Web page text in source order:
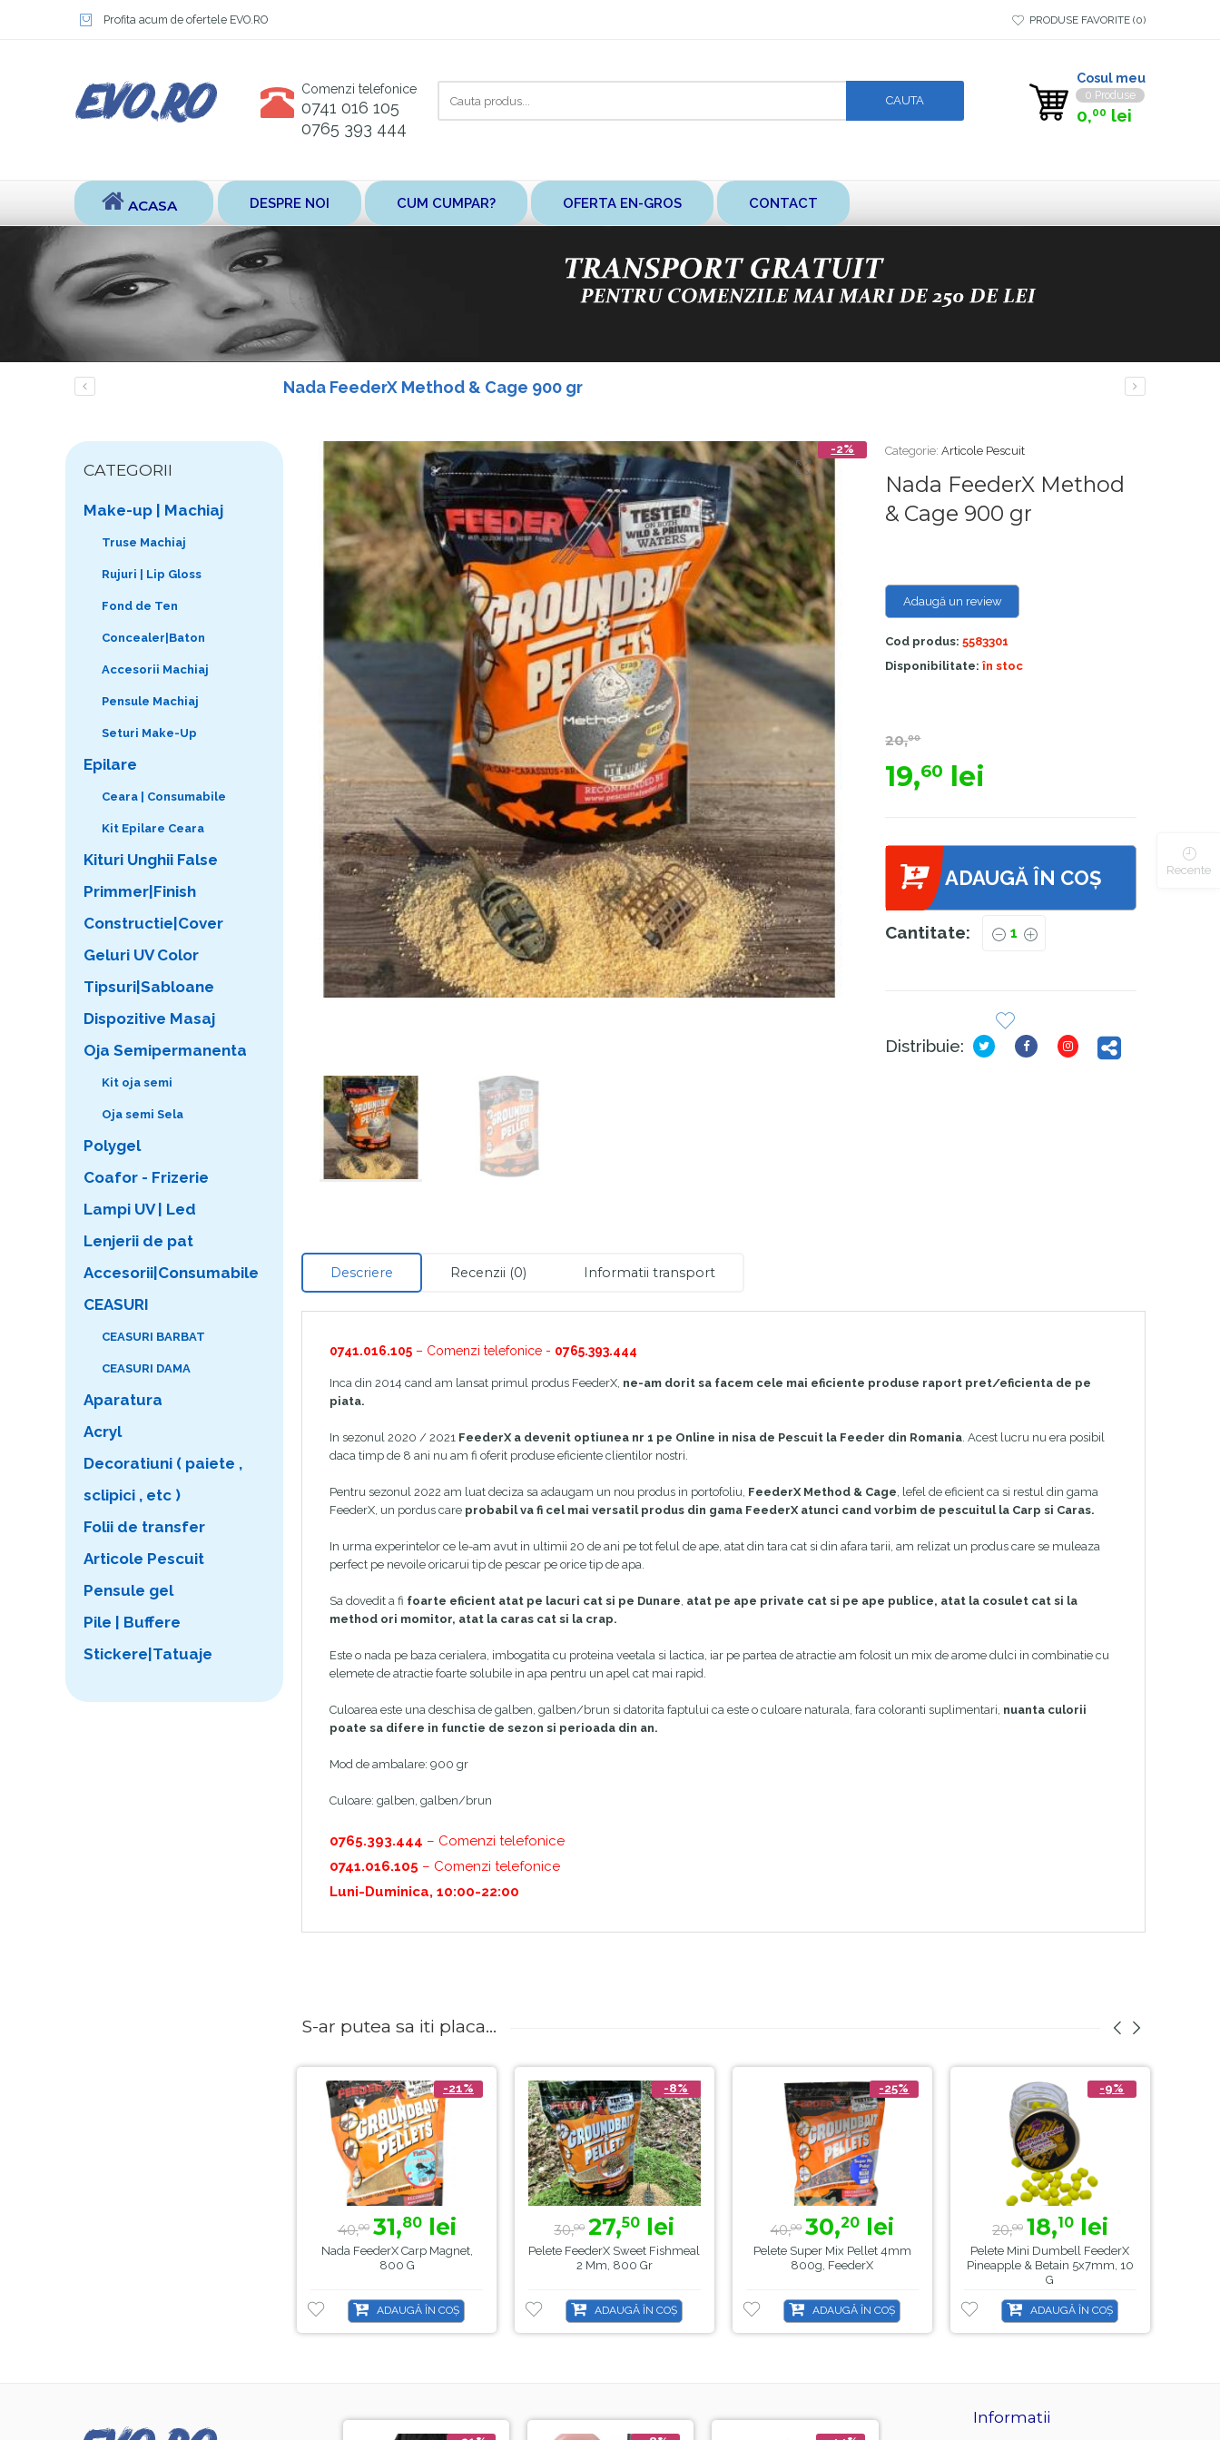
Profita acum de ofertele EVO.RO PRODUSE FAVORITE 0
Comenzi telefonice
0741 016 105
0765 393 444
aici
Cosul meu
0 Produse
0,00 lei
ACASA DESPRE NOI CUM CUMPAR? OFERTA EN-GROS CONTACT
Nada FeederX Method & Cage 900 gr
-2% Categorie:Articole Pescuit
Nada FeederX Method
& Cage 900 gr
Adaugă un review
Cod produs:5583301
Disponibilitate: în stoc
20,00
19,60 lei
ADAUGĂ ÎN COȘ
Cantitate:
Distribuie:
Descriere Recenzii (0) Informatii transport
0741.016.105 – Comenzi telefonice - 0765.393.444
Inca din 2014 cand am lansat primul produs FeederX, ne-am dorit sa facem cele mai eficiente produse raport pret/eficienta de pe
piata.
In sezonul 2020 / 2021 FeederX a devenit optiunea nr 1 pe Online in nisa de Pescuit la Feeder din Romania . Acest lucru nu era posibil
daca timp de 8 ani nu am fi oferit produse eficiente clientilor nostri.
Pentru sezonul 2022 am luat deciza sa adaugam un nou produs in portofoliu, FeederX Method & Cage , lefel de eficient ca si restul din gama
FeederX, un pordus care probabil va fi cel mai versatil produs din gama FeederX atunci cand vorbim de pescuitul la Carp si Caras.
In urma experintelor ce le-am avut in ultimii 20 de ani pe tot felul de ape, atat din tara cat si din afara tarii, am relizat un produs care se muleaza
perfect pe nevoile oricarui tip de pescar pe orice tip de apa.
Sa dovedit a fi foarte eficient atat pe lacuri cat si pe Dunare atat pe ape private cat si pe ape publice, atat la cosulet cat si la
method ori momitor, atat la caras cat si la crap.
Este o nada pe baza cerialera, imbogatita cu proteina veetala si lactica, iar pe partea de atractie am folosit un mix de arome dulci in combinatie cu
elemete de atractie foarte solubile in apa pentru un apel cat mai rapid.
Culoarea este una deschisa de galben, galben/brun si datorita faptului ca este o culoare naturala, fara coloranti suplimentari, nuanta culorii
poate sa difere in functie de sezon si perioada din an.
Mod de ambalare: 900 gr
Culoare: galben, galben/brun
0765.393.444 – Comenzi telefonice
0741.016.105 – Comenzi telefonice
Luni-Duminica, 10:00-22:00
S-ar putea sa iti placa...
-21%
40,00 31,80lei
Nada FeederX Carp Magnet,
800 G
ADAUGĂ ÎN COȘ
-8%
30,00 27,50 lei
Pelete FeederX Sweet Fishmeal
2 Mm, 800 Gr
ADAUGĂ ÎN COȘ
-25%
40,00 30,20 lei
Pelete Super Mix Pellet 4mm
800g, FeederX
ADAUGĂ ÎN COȘ
-9%
20,00 18,10lei
Pelete Mini Dumbell FeederX
Pineapple & Betain 5x7mm, 10
G
ADAUGĂ ÎN COȘ
CATEGORII
Make-up | Machiaj
Truse Machiaj
Rujuri | Lip Gloss
Fond de Ten
Concealer|Baton
Accesorii Machiaj
Pensule Machiaj
Seturi Make-Up
Epilare
Ceara | Consumabile
Kit Epilare Ceara
Kituri Unghii False
Primmer|Finish
Constructie|Cover
Geluri UV Color
Tipsuri|Sabloane
Dispozitive Masaj
Oja Semipermanenta
Kit oja semi
Oja semi Sela
Polygel
Coafor - Frizerie
Lampi UV | Led
Lenjerii de pat
Accesorii|Consumabile
CEASURI
CEASURI BARBAT
CEASURI DAMA
Aparatura
Acryl
Decoratiuni ( paiete ,
sclipici , etc )
Folii de transfer
Articole Pescuit
Pensule gel
Pile | Buffere
Stickere|Tatuaje
Informatii
Recente